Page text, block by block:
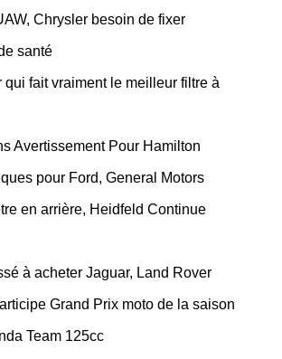
Chrysler besoin de fixer
santé
qui fait vraiment le meilleur filtre à
Avertissement Pour Hamilton
pour Ford, General Motors
en arrière, Heidfeld Continue
à acheter Jaguar, Land Rover
Grand Prix moto de la saison
Team 125cc